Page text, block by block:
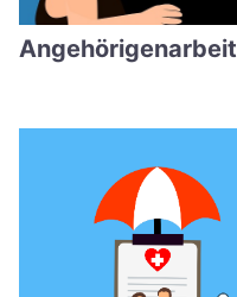
Angehörigenarbeit